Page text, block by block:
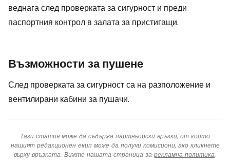
веднага след проверката за сигурност и преди
паспортния контрол в залата за пристигащи.
Възможности за пушене
След проверката за сигурност са на разположение и
вентилирани кабини за пушачи.
Тази статия може да съдържа партньорски връзки, от които
нашият редакционен екип може да получи комисиони, ако кликнете
върху връзката. Вижте нашата страница за рекламна политика.